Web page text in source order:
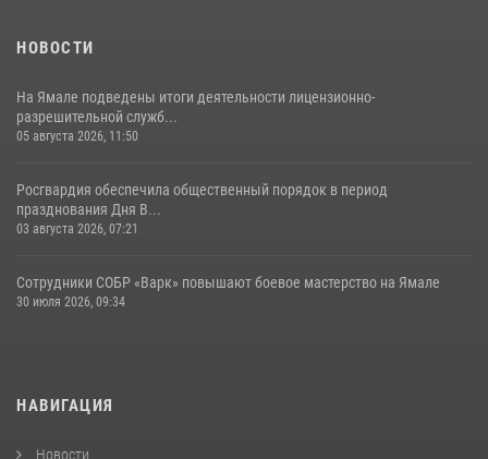
НОВОСТИ
На Ямале подведены итоги деятельности лицензионно-
разрешительной служб...
05 августа 2026, 11:50
Росгвардия обеспечила общественный порядок в период
празднования Дня В...
03 августа 2026, 07:21
Сотрудники СОБР «Варк» повышают боевое мастерство на Ямале
30 июля 2026, 09:34
НАВИГАЦИЯ
Новости